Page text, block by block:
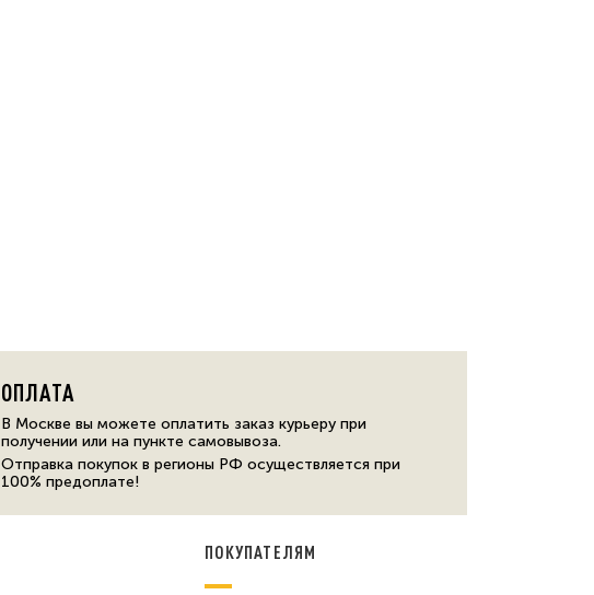
ОПЛАТА
В Москве вы можете оплатить заказ курьеру при
получении или на пункте самовывоза.
Отправка покупок в регионы РФ осуществляется при
100% предоплате!
ПОКУПАТЕЛЯМ